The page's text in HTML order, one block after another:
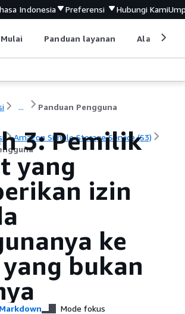
Indonesia Preferensi Hubungi Kami
Mulai Panduan layanan Alat
... Panduan Pengguna
Amazon Simple Storage Service (S3)
3: Pemilik
yang
izin
ke
bukan
Markdown Mode fokus